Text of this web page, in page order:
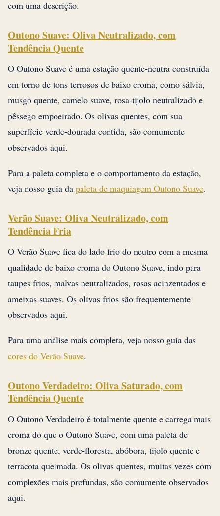
com uma descrição.
Outono Suave: Oliva Neutralizado, com
Tendência Quente
O Outono Suave é uma estação quente-neutra construída
em torno de tons terrosos de baixo croma, como sálvia,
musgo quente, camelo suave, rosa-tijolo neutralizado e
pêssego empoeirado. Os olivas quentes, com sua
superfície verde-dourada contida, são comumente
observados aqui.
Para a paleta completa e o comportamento da estação,
veja nosso guia da paleta de maquiagem Outono Suave.
Verão Suave: Oliva Neutralizado, com
Tendência Fria
O Verão Suave fica do lado frio do neutro com a mesma
qualidade de baixo croma do Outono Suave, indo para
taupes frios, malvas neutralizados, rosas acinzentados e
ameixas suaves. Os olivas frios são frequentemente
observados aqui.
Para uma análise mais completa, veja nosso guia das
cores do Verão Suave.
Outono Verdadeiro: Oliva Saturado, com
Tendência Quente
O Outono Verdadeiro é totalmente quente e carrega mais
croma do que o Outono Suave, com uma paleta de
bronze quente, verde-floresta, abóbora, tijolo quente e
terracota queimada. Os olivas quentes, muitas vezes com
complexões mais profundas, são comumente observados
aqui.